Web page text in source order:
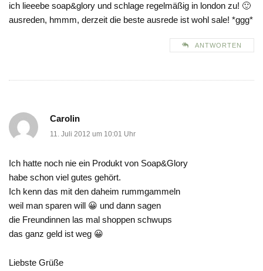
ich lieeebe soap&glory und schlage regelmäßig in london zu! 🙂
ausreden, hmmm, derzeit die beste ausrede ist wohl sale! *ggg*
ANTWORTEN
Carolin
11. Juli 2012 um 10:01 Uhr
Ich hatte noch nie ein Produkt von Soap&Glory
habe schon viel gutes gehört.
Ich kenn das mit den daheim rummgammeln
weil man sparen will 😀 und dann sagen
die Freundinnen las mal shoppen schwups
das ganz geld ist weg 😀
Liebste Grüße